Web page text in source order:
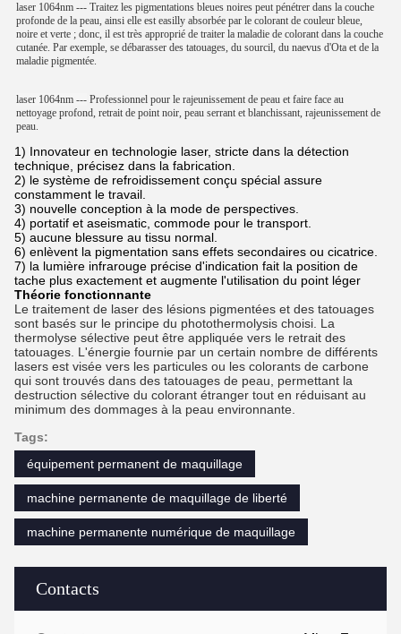
Contacts
laser 1064nm --- Traitez les pigmentations bleues noires peut pénétrer dans la couche
profonde de la peau, ainsi elle est easilly absorbée par le colorant de couleur bleue,
noire et verte ; donc, il est très approprié de traiter la maladie de colorant dans la couche
cutanée. Par exemple, se débarasser des tatouages, du sourcil, du naevus d'Ota et de la
maladie pigmentée.
laser 1064nm --- Professionnel pour le rajeunissement de peau et faire face au
nettoyage profond, retrait de point noir, peau serrant et blanchissant, rajeunissement de
peau.
1) Innovateur en technologie laser, stricte dans la détection
technique, précisez dans la fabrication.
2) le système de refroidissement conçu spécial assure
constamment le travail.
3) nouvelle conception à la mode de perspectives.
4) portatif et aseismatic, commode pour le transport.
5) aucune blessure au tissu normal.
6) enlèvent la pigmentation sans effets secondaires ou cicatrice.
7) la lumière infrarouge précise d'indication fait la position de
tache plus exactement et augmente l'utilisation du point léger
Théorie fonctionnante
Le traitement de laser des lésions pigmentées et des tatouages
sont basés sur le principe du photothermolysis choisi. La
thermolyse sélective peut être appliquée vers le retrait des
tatouages. L'énergie fournie par un certain nombre de différents
lasers est visée vers les particules ou les colorants de carbone
qui sont trouvés dans des tatouages de peau, permettant la
destruction sélective du colorant étranger tout en réduisant au
minimum des dommages à la peau environnante.
Tags:
équipement permanent de maquillage
machine permanente de maquillage de liberté
machine permanente numérique de maquillage